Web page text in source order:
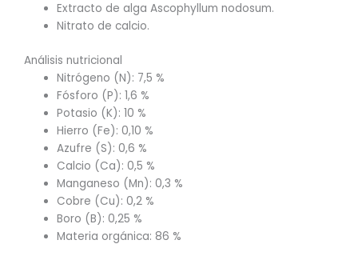
Extracto de alga Ascophyllum nodosum.
Nitrato de calcio.
Análisis nutricional
Nitrógeno (N): 7,5 %
Fósforo (P): 1,6 %
Potasio (K): 10 %
Hierro (Fe): 0,10 %
Azufre (S): 0,6 %
Calcio (Ca): 0,5 %
Manganeso (Mn): 0,3 %
Cobre (Cu): 0,2 %
Boro (B): 0,25 %
Materia orgánica: 86 %